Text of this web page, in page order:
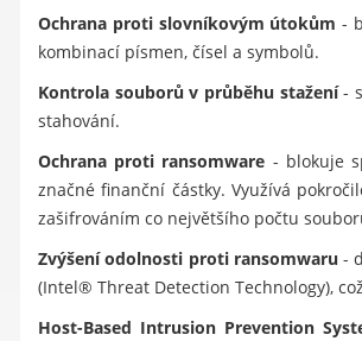
Ochrana proti slovníkovým útokům -
kombinací písmen, čísel a symbolů.
Kontrola souborů v průběhu stažení-
stahování.
Ochrana proti ransomware - blokuje
značné finanční částky. Využívá
zašifrováním co největšího počtu
Zvýšení odolnosti proti ransomwaru -
(Intel® Threat Detection Technology),
Host-Based Intrusion Prevention